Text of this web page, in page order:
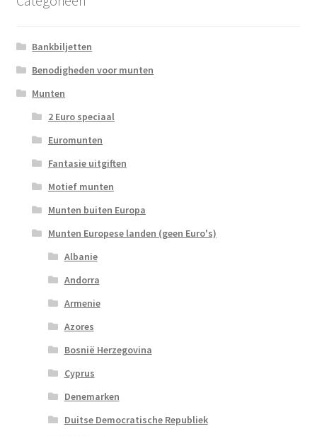
Bankbiljetten
Benodigheden voor munten
Munten
2 Euro speciaal
Euromunten
Fantasie uitgiften
Motief munten
Munten buiten Europa
Munten Europese landen (geen Euro's)
Albanie
Andorra
Armenie
Azores
Bosnië Herzegovina
Cyprus
Denemarken
Duitse Democratische Republiek